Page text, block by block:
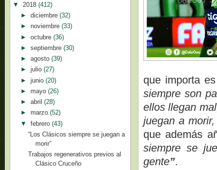
que importa
siempre son
ellos llegan
juegan a
que además
siempre se
gente”.
▼ 2018 (412)
► diciembre (32)
► noviembre (33)
► octubre (36)
► septiembre (30)
► agosto (39)
► julio (27)
► junio (20)
► mayo (26)
► abril (28)
► marzo (52)
▼ febrero (43)
“Los Clásicos siempre se juegan a
morir”
Trabajos regenerativos previos al
Clásico Cruceño